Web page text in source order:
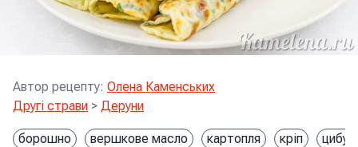
Автор рецепту: Олена Каменських
Другі страви > Деруни
борошно вершкове масло картопля кріп